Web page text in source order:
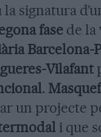
la signatura
fase de la
Barcelona-
Vilafant
. Masquef
un projecte
i que